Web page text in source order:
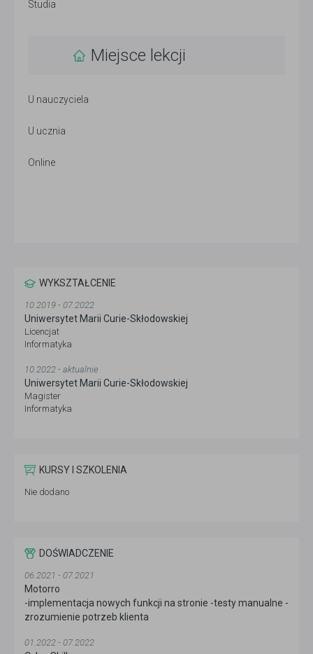
Studia
Miejsce lekcji
U nauczyciela
U ucznia
Online
WYKSZTAŁCENIE
10.2019 - 07.2022
Uniwersytet Marii Curie-Skłodowskiej
Licencjat
Informatyka
10.2022 - aktualnie
Uniwersytet Marii Curie-Skłodowskiej
Magister
Informatyka
KURSY I SZKOLENIA
Nie dodano
DOŚWIADCZENIE
06.2021 - 07.2021
Motorro
-implementacja nowych funkcji na stronie -testy manualne -
zrozumienie potrzeb klienta
01.2022 - 07.2022